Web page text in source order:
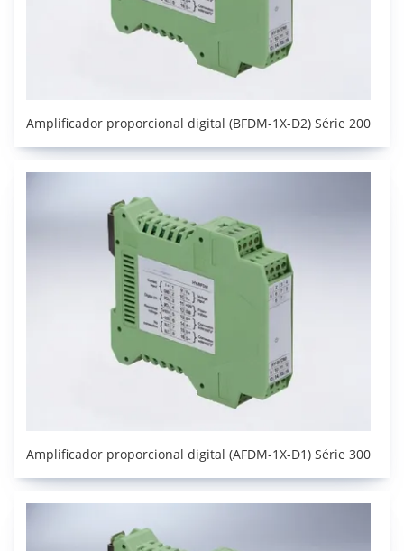
Amplificador proporcional digital (BFDM-1X-D2) Série 200
Amplificador proporcional digital (AFDM-1X-D1) Série 300